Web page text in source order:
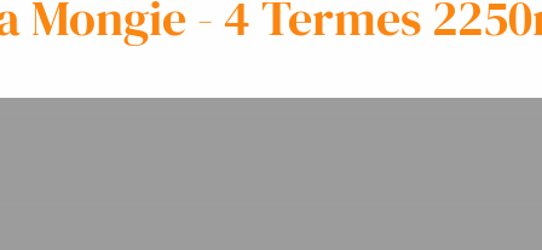
Mongie - 4 Termes